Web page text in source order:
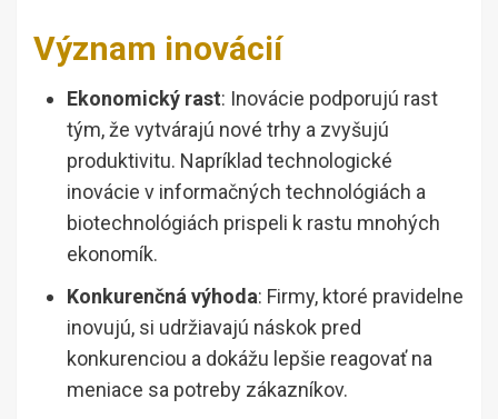
Význam inovácií
Ekonomický rast: Inovácie podporujú rast
tým, že vytvárajú nové trhy a zvyšujú
produktivitu. Napríklad technologické
inovácie v informačných technológiách a
biotechnológiách prispeli k rastu mnohých
ekonomík.
Konkurenčná výhoda: Firmy, ktoré pravidelne
inovujú, si udržiavajú náskok pred
konkurenciou a dokážu lepšie reagovať na
meniace sa potreby zákazníkov.